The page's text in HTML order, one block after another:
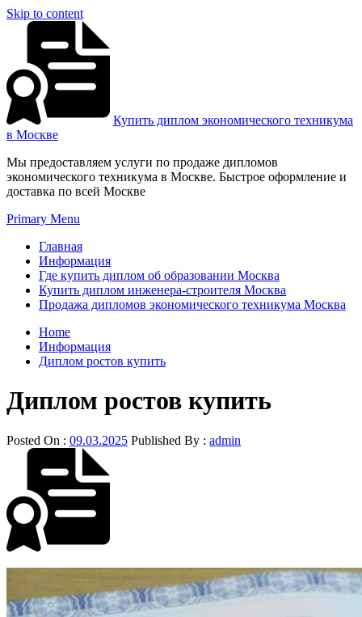
Skip to content
Купить диплом экономического техникума
в Москве
Мы предоставляем услуги по продаже дипломов
экономического техникума в Москве. Быстрое оформление и
доставка по всей Москве
Primary Menu
Главная
Информация
Где купить диплом об образовании Москва
Купить диплом инженера-строителя Москва
Продажа дипломов экономического техникума Москва
Home
Информация
Диплом ростов купить
Диплом ростов купить
Posted On : 09.03.2025 Published By : admin